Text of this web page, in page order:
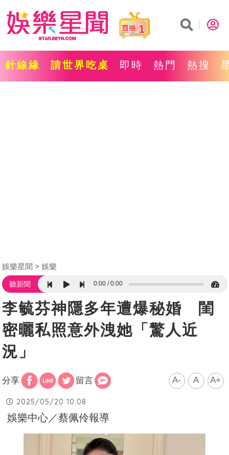
1
針線緣 請世界吃桌 即時 熱門 熱搜
娛樂星聞 娛樂
聽新聞 0:00 0:00
李毓芬神隱多年遭爆秘婚 閨
密曬私照意外洩她「驚人近
況」
分享 留言 A- A A+
2025/05/20 10:08
娛樂中心／蔡佩伶報導